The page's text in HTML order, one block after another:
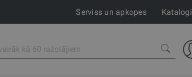
Serviss un apkopes Katalogi